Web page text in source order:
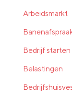
Arbeidsmarkt
Bedrijf starten
Belastingen